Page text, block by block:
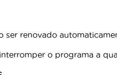
renovado
o programa a